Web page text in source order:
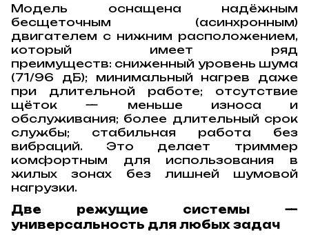
Модель оснащена надёжным
бесщеточным (асинхронным)
двигателем с нижним расположением,
который имеет ряд
преимуществ: сниженный уровень шума
(71/96 дБ); минимальный нагрев даже
при длительной работе; отсутствие
щёток — меньше износа и
обслуживания; более длительный срок
службы; стабильная работа без
вибраций. Это делает триммер
комфортным для использования в
жилых зонах без лишней шумовой
нагрузки.
Две режущие системы —
универсальность для любых задач